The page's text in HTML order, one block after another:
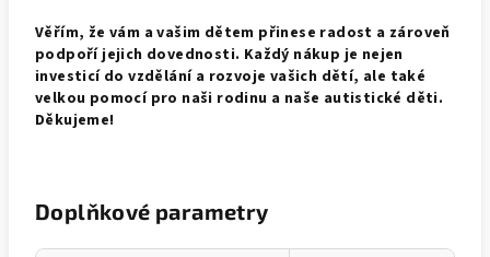
Věřím, že vám a vašim dětem přinese radost a zároveň
podpoří jejich dovednosti. Každý nákup je nejen
investicí do vzdělání a rozvoje vašich dětí, ale také
velkou pomocí pro naši rodinu a naše autistické děti.
Děkujeme!
Doplňkové parametry